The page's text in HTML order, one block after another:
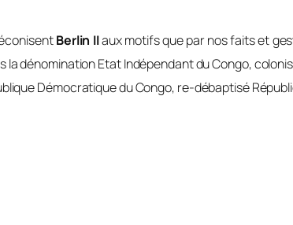
Berlin IIaux motifs que par nos faits et
la dénomination Etat Indépendant du Congo,
Démocratique du Congo, re-débaptisé